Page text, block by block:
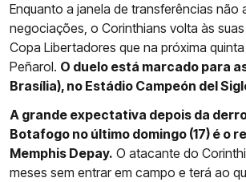
Enquanto a janela de transferências não
negociações, o Corinthians volta às
Copa Libertadores que na próxima
Peñarol. O duelo está marcado para
Brasília), no Estádio Campeón del
A grande expectativa depois da
Botafogo no último domingo (17) é o
Memphis Depay. O atacante do
meses sem entrar em campo e terá ao